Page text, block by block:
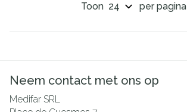
Toon per pagina
Neem contact met ons op
Medifar SRL